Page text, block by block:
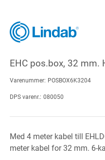
EHC pos.box, 32 mm.
Varenummer: POSBOX6K3204
DPS varenr.: 080050
Med 4 meter kabel till
meter kabel for 32 mm. 6-